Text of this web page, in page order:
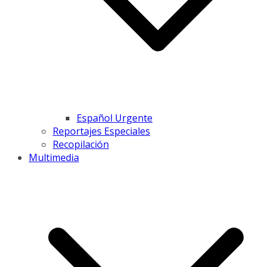
Español Urgente
Reportajes Especiales
Recopilación
Multimedia